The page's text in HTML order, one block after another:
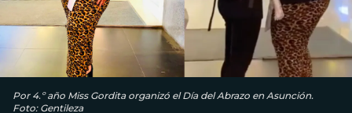
Por 4.º año Miss Gordita organizó el Día del Abrazo en Asunción.
Foto: Gentileza